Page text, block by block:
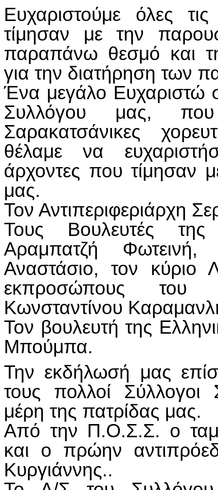
Ευχαριστούμε όλες
τίμησαν με την
παραπάνω θεσμό και
για την διατήρηση των
Ένα μεγάλο Ευχαριστώ
Συλλόγου μας,
Σαρακατσάνικες
θέλαμε να
άρχοντες που τίμησαν
μας.
Τον Αντιπεριφεριάρχη
Τους Βουλευτές
Αραμπατζή Φωτεινή,
Αναστάσιο, τον κύριο
εκπροσώπους του
Κωνσταντίνου
Τον βουλευτή της
Μπούμπα.
Την εκδήλωσή μας
τους πολλοί
μέρη της πατρίδας μας.
Από την Π.Ο.Σ.Σ. ο
και ο πρώην
Κυργιάννης..